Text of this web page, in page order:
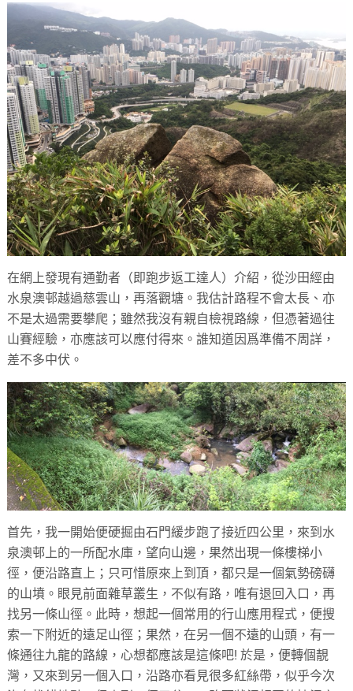
在網上發現有通勤者（即跑步返工達人）介紹，從沙田經由
水泉澳邨越過慈雲山，再落觀塘。我估計路程不會太長、亦
不是太過需要攀爬；雖然我沒有親自檢視路線，但憑著過往
山賽經驗，亦應該可以應付得來。誰知道因爲準備不周詳，
差不多中伏。
首先，我一開始便硬掘由石門緩步跑了接近四公里，來到水
泉澳邨上的一所配水庫，望向山邊，果然出現一條樓梯小
徑，便沿路直上；只可惜原來上到頂，都只是一個氣勢磅礴
的山墳。眼見前面雜草叢生，不似有路，唯有退回入口，再
找另一條山徑。此時，想起一個常用的行山應用程式，便搜
索一下附近的遠足山徑；果然，在另一個不遠的山頭，有一
條通往九龍的路線，心想都應該是這條吧! 於是，便轉個靚
灣，又來到另一個入口，沿路亦看見很多紅絲帶，似乎今次